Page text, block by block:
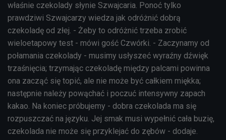
właśnie czekolady słynie Szwajcaria. Ponoć tylko
prawdziwi Szwajcarzy wiedza jak odróżnić dobrą
czekoladę od złej. - Żeby to odróżnić trzeba zrobić
wieloetapowy test - mówi gość Czwórki. - Zaczynamy od
połamania czekolady - musimy usłyszeć wyraźny dźwięk
trzaśnięcia; trzymając czekoladę między palcami powinna
ona zacząć się topić, ale nie może być całkiem miękka;
następnie należy powąchać i poczuć intensywny zapach
kakao. Na koniec próbujemy - dobra czekolada ma się
rozpuszczać na języku. Jej smak musi wypełnić cała buzię,
czekolada nie może się przyklejać do zębów - dodaje.